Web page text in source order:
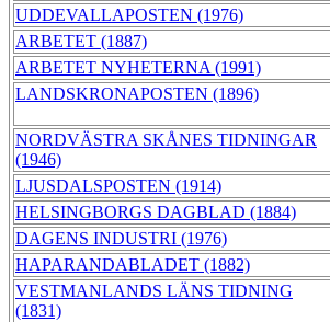
UDDEVALLAPOSTEN (1976)
ARBETET (1887)
ARBETET NYHETERNA (1991)
LANDSKRONAPOSTEN (1896)
NORDVÄSTRA SKÅNES TIDNINGAR
(1946)
LJUSDALSPOSTEN (1914)
HELSINGBORGS DAGBLAD (1884)
DAGENS INDUSTRI (1976)
HAPARANDABLADET (1882)
VESTMANLANDS LÄNS TIDNING
(1831)